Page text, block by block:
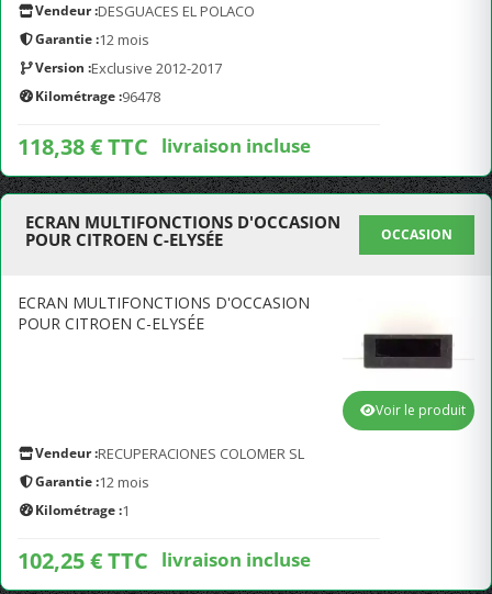
Vendeur :DESGUACES EL POLACO
Garantie :12 mois
Version :Exclusive 2012-2017
Kilométrage :96478
118,38 € TTC livraison incluse
ECRAN MULTIFONCTIONS D'OCCASION
POUR CITROEN C-ELYSÉE
OCCASION
ECRAN MULTIFONCTIONS D'OCCASION
POUR CITROEN C-ELYSÉE
Vendeur :RECUPERACIONES COLOMER SL
Garantie :12 mois
Kilométrage :1
102,25 € TTC livraison incluse
Voir le produit